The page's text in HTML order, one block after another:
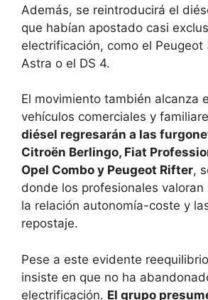
Además, se reintroducirá el
que habían apostado casi
electrificación, como el Peugeot
Astra o el DS 4.
El movimiento también alcanza
vehículos comerciales y
diésel regresarán a las
Citroën Berlingo, Fiat
Opel Combo y Peugeot Rifter,
donde los profesionales valoran
la relación autonomía-coste y
repostaje.
Pese a este evidente
insiste en que no ha
electrificación. El grupo